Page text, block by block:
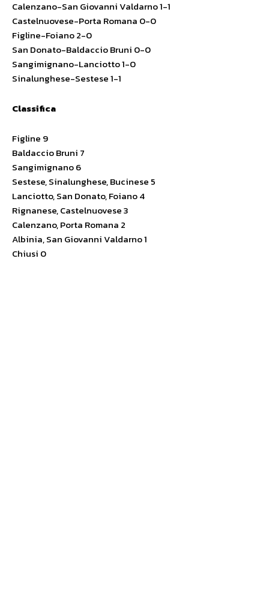
Calenzano-San Giovanni Valdarno 1-1
Castelnuovese-Porta Romana 0-0
Figline-Foiano 2-0
San Donato-Baldaccio Bruni 0-0
Sangimignano-Lanciotto 1-0
Sinalunghese-Sestese 1-1
Classifica
Figline 9
Baldaccio Bruni 7
Sangimignano 6
Sestese, Sinalunghese, Bucinese 5
Lanciotto, San Donato, Foiano 4
Rignanese, Castelnuovese 3
Calenzano, Porta Romana 2
Albinia, San Giovanni Valdarno 1
Chiusi 0